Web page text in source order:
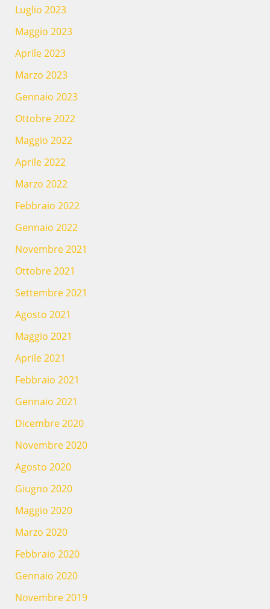
Luglio 2023
Maggio 2023
Aprile 2023
Marzo 2023
Gennaio 2023
Ottobre 2022
Maggio 2022
Aprile 2022
Marzo 2022
Febbraio 2022
Gennaio 2022
Novembre 2021
Ottobre 2021
Settembre 2021
Agosto 2021
Maggio 2021
Aprile 2021
Febbraio 2021
Gennaio 2021
Dicembre 2020
Novembre 2020
Agosto 2020
Giugno 2020
Maggio 2020
Marzo 2020
Febbraio 2020
Gennaio 2020
Novembre 2019